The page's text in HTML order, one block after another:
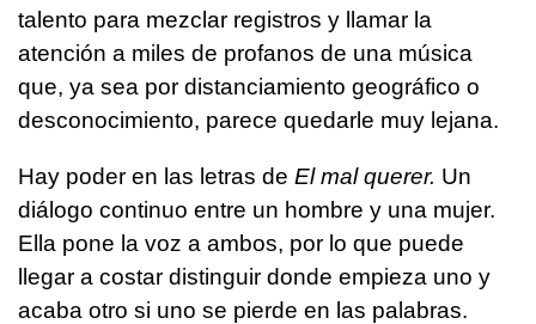
talento para mezclar registros y llamar la
atención a miles de profanos de una música
que, ya sea por distanciamiento geográfico o
desconocimiento, parece quedarle muy lejana.
Hay poder en las letras de El mal querer. Un
diálogo continuo entre un hombre y una mujer.
Ella pone la voz a ambos, por lo que puede
llegar a costar distinguir donde empieza uno y
acaba otro si uno se pierde en las palabras.